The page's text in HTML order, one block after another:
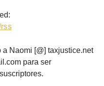
Naomi [@] taxjustice.net
para ser